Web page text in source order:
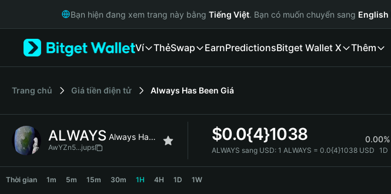
Русский
Italiano
简体中文
繁體中文
Bahasa Indonesia
Bạn hiện đang xem trang này bằng Tiếng Việt. Bạn có muốn chuyển sang English
Ví ThẻSwap EarnPredictionsBitget Wallet X Thêm
‌Trang chủ Giá tiền điện tử Always Has Been Giá
ALWAYS Always Has Been
AwYZn5...jups
$0.0{4}1038 0.00%
ALWAYS sang USD: 1 ALWAYS = 0.0{4}1038 USD 1D
ALWAYS Price Chart
Thời gian 1m 5m 15m 30m 1H 4H 1D 1W